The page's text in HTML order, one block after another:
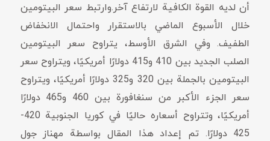
أن لديه القوة الكافية لارتفاع آخر.وارتبط سعر البيتومين
خلال الأسبوع الماضي بالاستقرار واحتمال الانخفاض
الطفيف. وفي الشرق الأوسط، يتراوح سعر البيتومين
الصلب الجديد بين 410 و415 دولارًا أمريكيًا، ويتراوح سعر
البيتومين بالجملة بين 320 و325 دولارًا أمريكيًا، ويتراوح
سعر الجزء الأكبر من سنغافورة بين 460 و465 دولارًا
أمريكيًا، وتتراوح أسعاره حاليًا في كوريا الجنوبية 420-
425 دولارًا. تم إعداد هذا المقال بواسطة مهناز جول